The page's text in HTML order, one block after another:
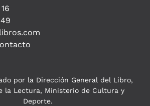
por la Dirección General del Libro,
la Lectura, Ministerio de Cultura y
Deporte.